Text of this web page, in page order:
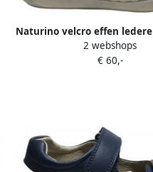
Naturino velcro effen
Cocoon navy
2 webshops
€ 60,-